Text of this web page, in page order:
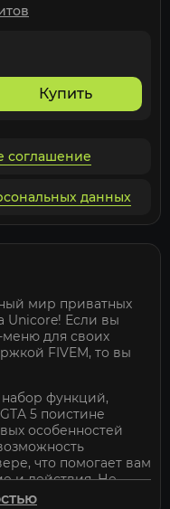
Купить
соглашение
данных
мир приватных
Unicore! Если вы
для своих
FIVEM, то вы
функций,
5 поистине
особенностей
что помогает вам
и действия. Не
мощный